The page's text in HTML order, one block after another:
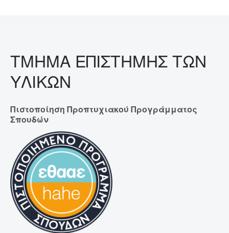
ΤΜΗΜΑ ΕΠΙΣΤΗΜΗΣ ΤΩΝ
ΥΛΙΚΩΝ
Πιστοποίηση Προπτυχιακού Προγράμματος
Σπουδών